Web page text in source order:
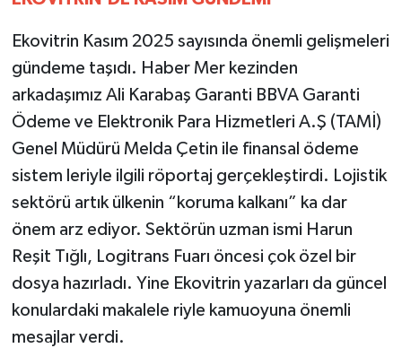
Ekovitrin Kasım 2025 sayısında önemli gelişmeleri
gündeme taşıdı. Haber Mer kezinden
arkadaşımız Ali Karabaş Garanti BBVA Garanti
Ödeme ve Elektronik Para Hizmetleri A.Ş (TAMİ)
Genel Müdürü Melda Çetin ile finansal ödeme
sistem leriyle ilgili röportaj gerçekleştirdi. Lojistik
sektörü artık ülkenin “koruma kalkanı” ka dar
önem arz ediyor. Sektörün uzman ismi Harun
Reşit Tığlı, Logitrans Fuarı öncesi çok özel bir
dosya hazırladı. Yine Ekovitrin yazarları da güncel
konulardaki makalele riyle kamuoyuna önemli
mesajlar verdi.